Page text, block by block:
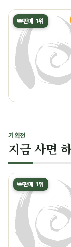
👑판매 1위
기획전
지금 사면
👑판매 1위